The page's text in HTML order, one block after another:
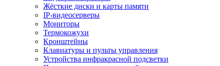
Жёсткие диски и карты памяти
IP-видеосерверы
Мониторы
Термокожухи
Кронштейны
Клавиатуры и пульты управления
Устройства инфракрасной подсветки